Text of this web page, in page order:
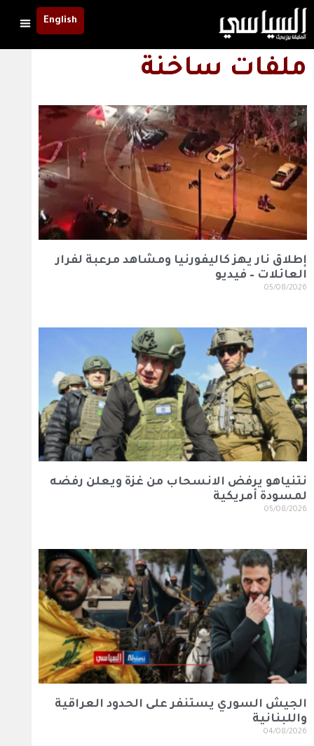
English
ملفات ساخنة
إطلاق نار يهز كاليفورنيا ومشاهد مرعبة لفرار
العائلات – فيديو
05/08/2026
نتنياهو يرفض الانسحاب من غزة ويعلن رفضه
لمسودة أمريكية
05/08/2026
الجيش السوري يستنفر على الحدود العراقية
واللبنانية
04/08/2026